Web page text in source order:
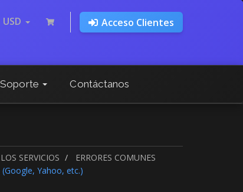
USD Acceso Clientes
Soporte Contáctanos
SERVICIOS
ERRORES COMUNES
Yahoo, etc.)